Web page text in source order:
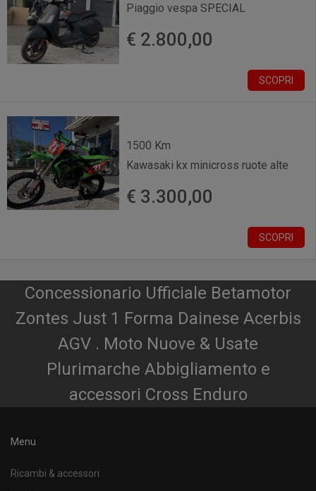
Piaggio vespa SPECIAL
€ 2.800,00
SCOPRI
1500 Km
Kawasaki kx minicross ruote alte
€ 3.300,00
SCOPRI
Concessionario Ufficiale Betamotor
Zontes Just 1 Forma Dainese Acerbis
AGV . Moto Nuove & Usate
Plurimarche Abbigliamento e
accessori Cross Enduro
Menu
Ricambi & accessori